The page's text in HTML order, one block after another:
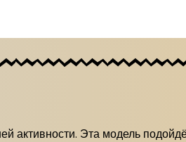
активности. Эта модель